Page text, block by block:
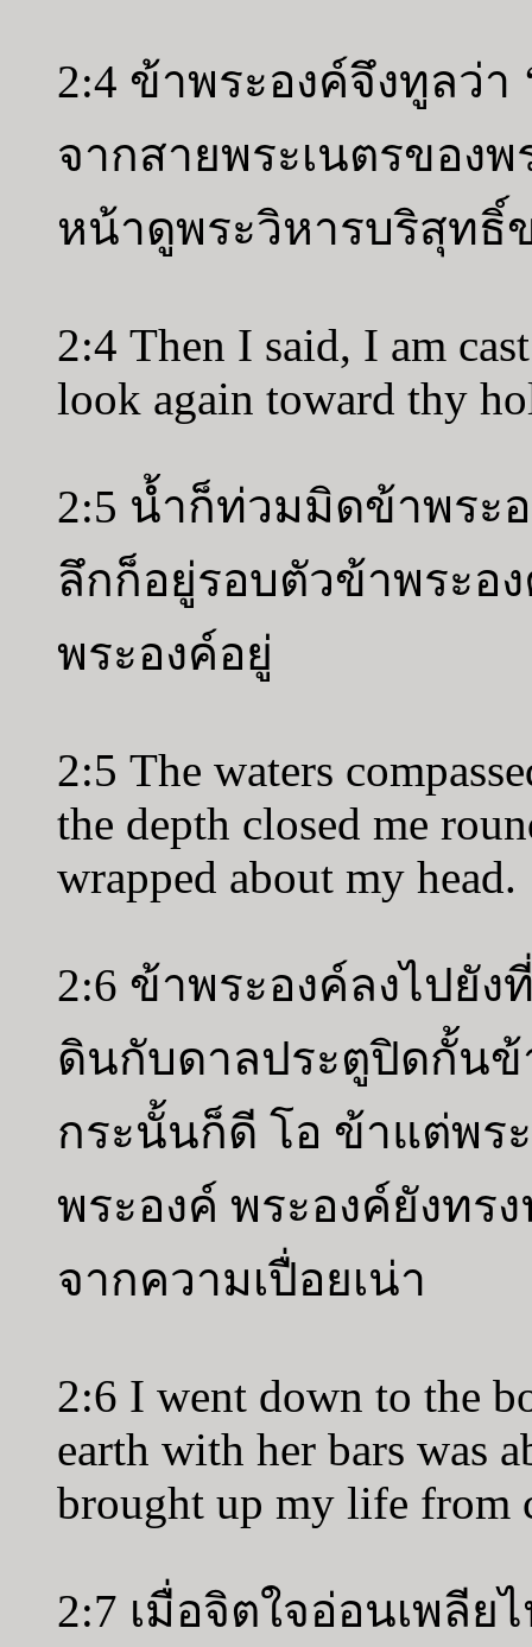
2:4 ข้าพระองค์จึงทูลว่า
จากสายพระเนตรของพ
หน้าดูพระวิหารบริสุทธิ์
2:4 Then I said, I am
look again toward thy
2:5 น้ำก็ท่วมมิดข้าพระ
ลึกก็อยู่รอบตัวข้าพระอ
พระองค์อยู่
2:5 The waters
the depth closed me
wrapped about my head.
2:6 ข้าพระองค์ลงไปยั
ดินกับดาลประตูปิดกั้นข้
กระนั้นก็ดี โอ ข้าแต่พร
พระองค์ พระองค์ยังท
จากความเปื่อยเน่า
2:6 I went down to the
earth with her bars was
brought up my life from
2:7 เมื่อจิตใจอ่อนเพลี